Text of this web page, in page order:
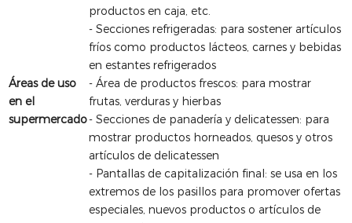
Áreas de uso
en el
supermercado
productos en caja, etc.
- Secciones refrigeradas: para sostener artículos
fríos como productos lácteos, carnes y bebidas
en estantes refrigerados
- Área de productos frescos: para mostrar
frutas, verduras y hierbas
- Secciones de panadería y delicatessen: para
mostrar productos horneados, quesos y otros
artículos de delicatessen
- Pantallas de capitalización final: se usa en los
extremos de los pasillos para promover ofertas
especiales, nuevos productos o artículos de